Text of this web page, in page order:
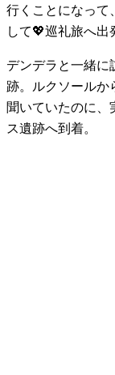
行くことになって
して💖巡礼旅へ出
デンデラと一緒に
跡。ルクソールか
聞いていたのに、
ス遺跡へ到着。